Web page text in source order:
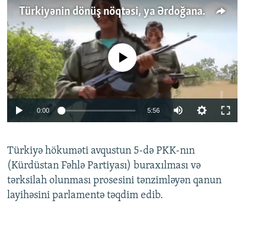
Türkiyənin dönüş nöqtəsi, ya Ərdoğana üçüncü şans: PKK ilə qəfil barışıq nə deməkdir?
Auto 240p 360p 480p
720p 1080p
No media source currently available
0:00 5:56
360p
480p
Türkiyə hökuməti avqustun 5-də PKK-nın
(Kürdüstan Fəhlə Partiyası) buraxılması və
tərksilah olunması prosesini tənzimləyən qanun
layihəsini parlamentə təqdim edib.